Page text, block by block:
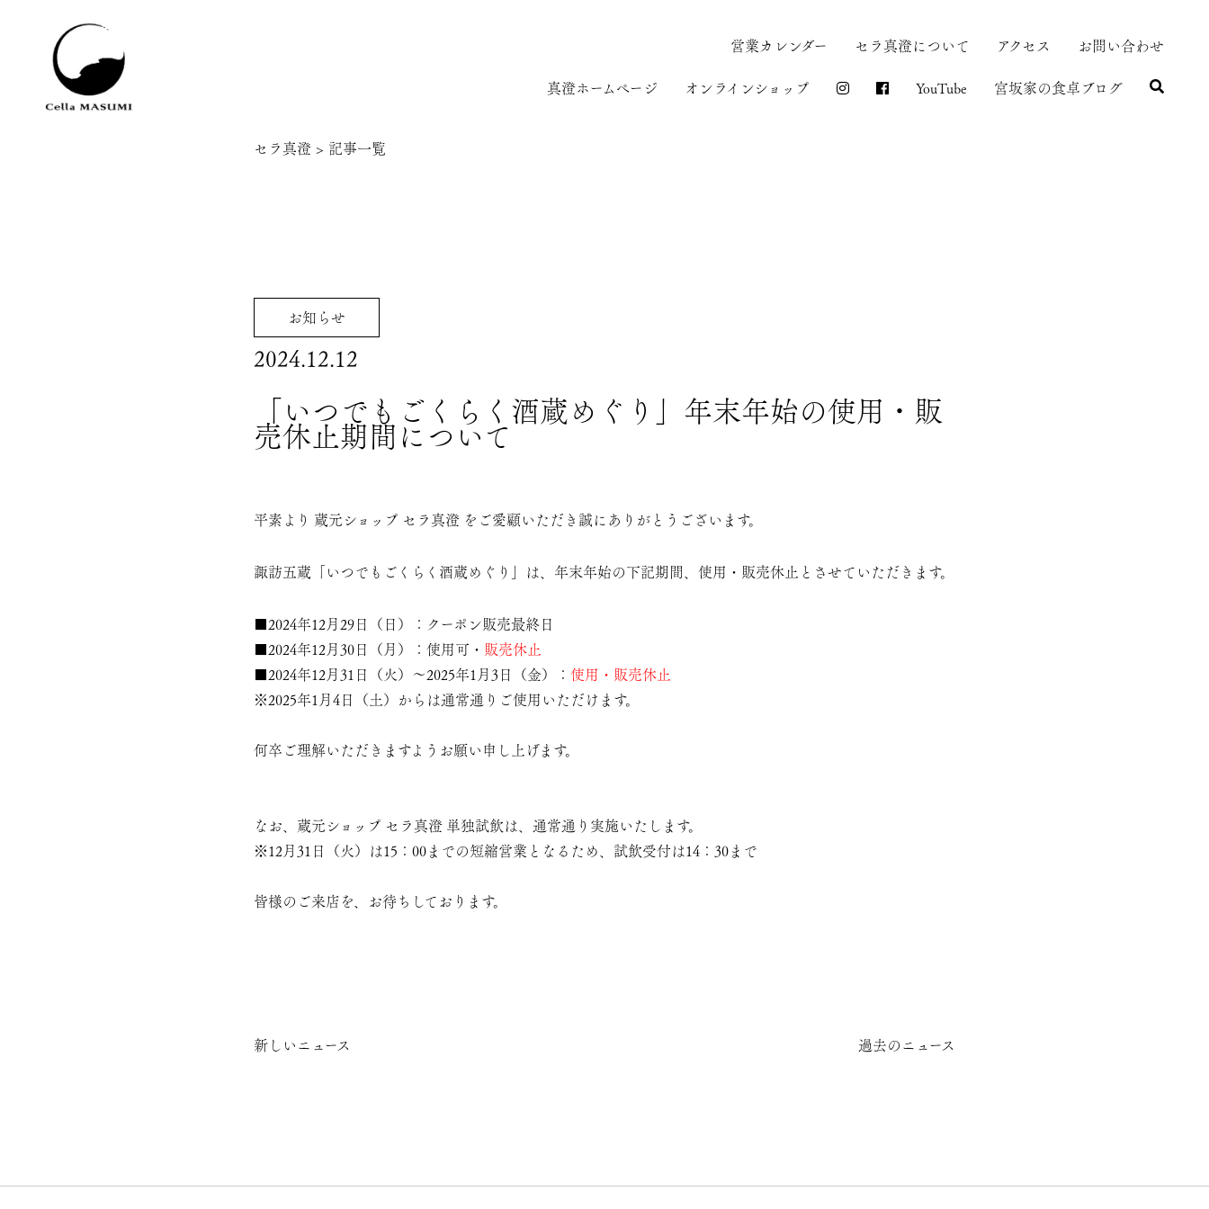
営業カレンダー セラ真澄について アクセス お問い合わせ
真澄ホームページ オンラインショップ YouTube 宮坂家の食卓ブログ
セラ真澄 > 記事一覧
お知らせ
2024.12.12
「いつでもごくらく酒蔵めぐり」年末年始の使用・販
売休止期間について
平素より 蔵元ショップ セラ真澄 をご愛顧いただき誠にありがとうございます。
諏訪五蔵「 いつでもごくらく酒蔵めぐり 」は、年末年始の下記期間、使用・販売休止とさせていただきます。
■2024年12月29日（日）：クーポン販売最終日
■2024年12月30日（月）： 使用可 ・ 販売休止
■2024年12月31日（火）～2025年1月3日（金）： 使用・販売休止
※2025年1月4日（土）からは通常通りご使用いただけます。
何卒ご理解いただきますようお願い申し上げます。
なお、蔵元ショップ セラ真澄 単独試飲は、通常通り実施いたします。
※12月31日（火）は15：00までの短縮営業となるため、試飲受付は14：30まで
皆様のご来店を、お待ちしております。
新しいニュース 過去のニュース